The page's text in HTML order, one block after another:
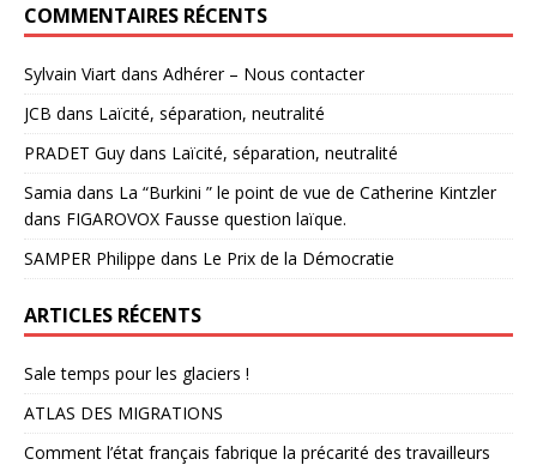
COMMENTAIRES RÉCENTS
Sylvain Viart dans Adhérer – Nous contacter
JCB dans Laïcité, séparation, neutralité
PRADET Guy dans Laïcité, séparation, neutralité
Samia dans La “Burkini ” le point de vue de Catherine Kintzler
dans FIGAROVOX Fausse question laïque.
SAMPER Philippe dans Le Prix de la Démocratie
ARTICLES RÉCENTS
Sale temps pour les glaciers !
ATLAS DES MIGRATIONS
Comment l’état français fabrique la précarité des travailleurs